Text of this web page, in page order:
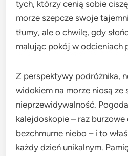
tych, którzy cenią sobie
morze szepcze swoje
tłumy, ale o chwilę, gdy
malując pokój w odcieniach
Z perspektywy podróżnika,
widokiem na morze niosą ze
nieprzewidywalność.
kalejdoskopie – raz burzowe
bezchmurne niebo – i to
każdy dzień unikalnym.